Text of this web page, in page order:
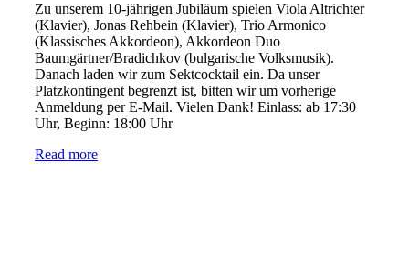
Zu unserem 10-jährigen Jubiläum spielen Viola Altrichter
(Klavier), Jonas Rehbein (Klavier), Trio Armonico
(Klassisches Akkordeon), Akkordeon Duo
Baumgärtner/Bradichkov (bulgarische Volksmusik).
Danach laden wir zum Sektcocktail ein. Da unser
Platzkontingent begrenzt ist, bitten wir um vorherige
Anmeldung per E-Mail. Vielen Dank! Einlass: ab 17:30
Uhr, Beginn: 18:00 Uhr
Read more